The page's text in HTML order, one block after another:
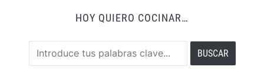
HOY QUIERO COCINAR…